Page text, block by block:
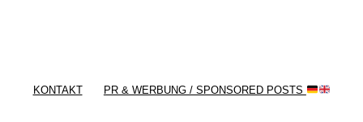
KONTAKT PR & WERBUNG / SPONSORED POSTS